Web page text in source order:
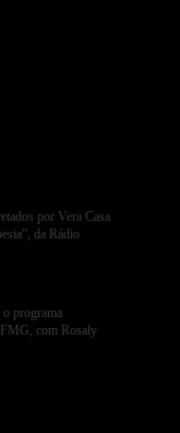
por Vera Casa
da Rádio
o programa
com Rosaly